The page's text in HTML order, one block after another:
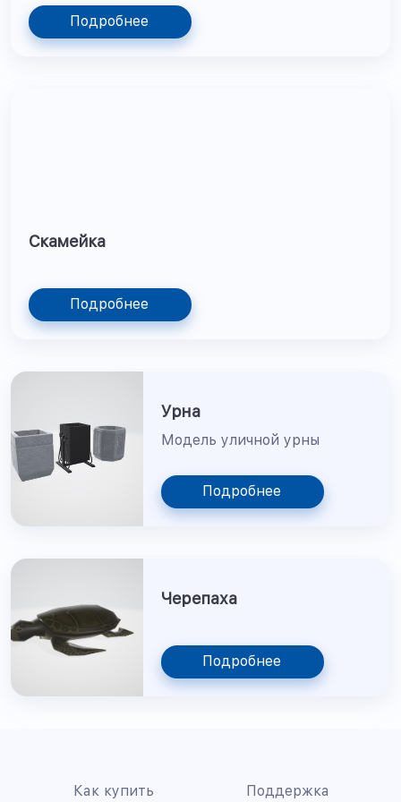
Подробнее
Скамейка
Подробнее
Урна
Модель уличной урны
Подробнее
Черепаха
Подробнее
Как купить Поддержка